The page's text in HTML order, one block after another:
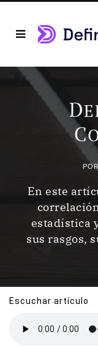
D
C
En este
estadística
sus rasgos,
Escuchar artículo